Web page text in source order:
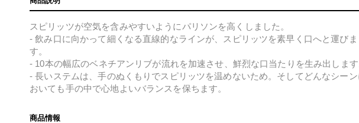
スピリッツが空気を含みやすいようにパリソンを高くしました。
- 飲み口に向かって細くなる直線的なラインが、スピリッツを素早く口へと運びま
す。
- 10本の幅広のベネチアンリブが流れを加速させ、鮮烈な口当たりを生み出します
- 長いステムは、手のぬくもりでスピリッツを温めないため。そしてどんなシーン
おいても手の中で心地よいバランスを保ちます。
商品情報